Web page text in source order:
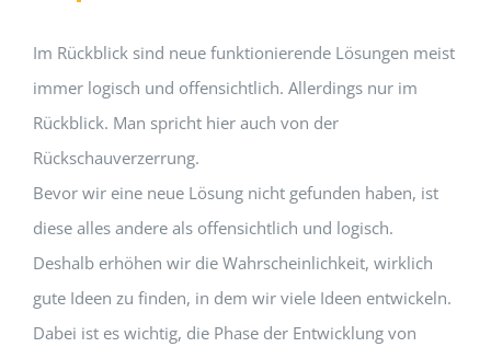
Im Rückblick sind neue funktionierende Lösungen meist
immer logisch und offensichtlich. Allerdings nur im
Rückblick. Man spricht hier auch von der
Rückschauverzerrung.
Bevor wir eine neue Lösung nicht gefunden haben, ist
diese alles andere als offensichtlich und logisch.
Deshalb erhöhen wir die Wahrscheinlichkeit, wirklich
gute Ideen zu finden, in dem wir viele Ideen entwickeln.
Dabei ist es wichtig, die Phase der Entwicklung von